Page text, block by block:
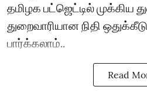
தமிழக பட்ஜெட்டில் முக்கிய
துறைவாரியான நிதி
பார்க்கலாம்..
Read